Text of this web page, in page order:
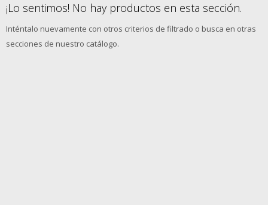
¡Lo sentimos! No hay productos en esta sección.
Inténtalo nuevamente con otros criterios de filtrado o busca en otras
secciones de nuestro catálogo.